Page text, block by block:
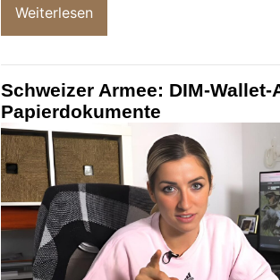
Weiterlesen
Schweizer Armee: DIM-
Papierdokumente